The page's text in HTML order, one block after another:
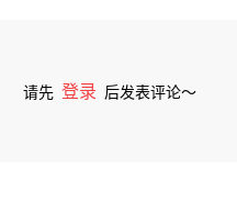
请先 登录 后发表评论～